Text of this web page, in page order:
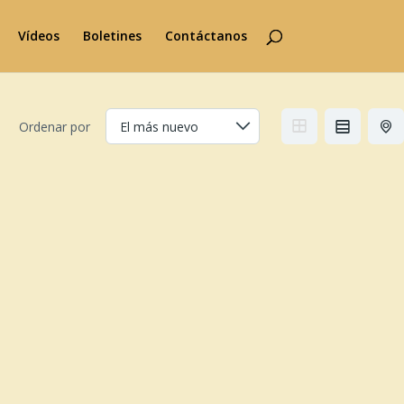
Vídeos Boletines Contáctanos
Ordenar por